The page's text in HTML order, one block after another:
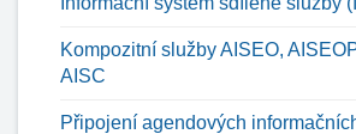
Kompozitní služby AISEO,
AISC
Připojení agendových